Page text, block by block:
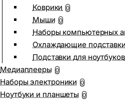
Коврики 0
Мыши 0
Наборы компьютерных
Охлаждающие
Подставки для ноутбуков
Медиаплееры 0
Наборы электроники 0
Ноутбуки и планшеты 0